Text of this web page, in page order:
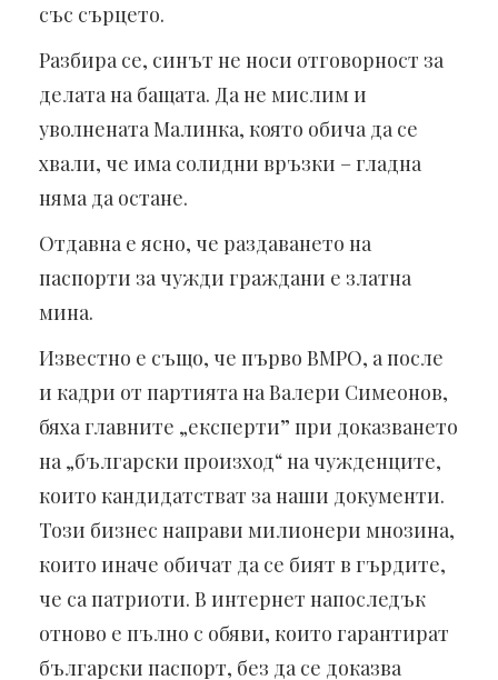
със сърцето.
Разбира се, синът не носи отговорност за
делата на бащата. Да не мислим и
уволнената Малинка, която обича да се
хвали, че има солидни връзки – гладна
няма да остане.
Отдавна е ясно, че раздаването на
паспорти за чужди граждани е златна
мина.
Известно е също, че първо ВМРО, а после
и кадри от партията на Валери Симеонов,
бяха главните „експерти” при доказването
на „български произход“ на чужденците,
които кандидатстват за наши документи.
Този бизнес направи милионери мнозина,
които иначе обичат да се бият в гърдите,
че са патриоти. В интернет напоследък
отново е пълно с обяви, които гарантират
български паспорт, без да се доказва